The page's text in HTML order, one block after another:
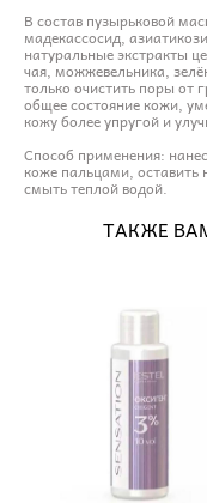
В состав пузырьковой
мадекассосид,
натуральные экстракты
чая, можжевельника,
только очистить поры от
общее состояние кожи,
кожу более упругой и
Способ применения:
коже пальцами,
смыть теплой водой.
ТАКЖЕ